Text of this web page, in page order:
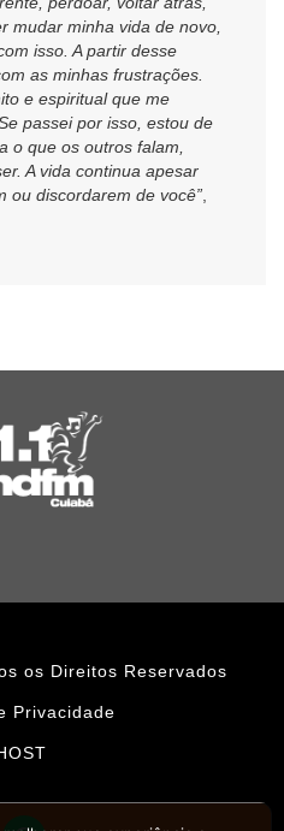
mudar minha vida de novo,
isso. A partir desse
as minhas frustrações.
e espiritual que me
passei por isso, estou de
o que os outros falam,
A vida continua apesar
ou discordarem de você”
os Direitos Reservados
Privacidade